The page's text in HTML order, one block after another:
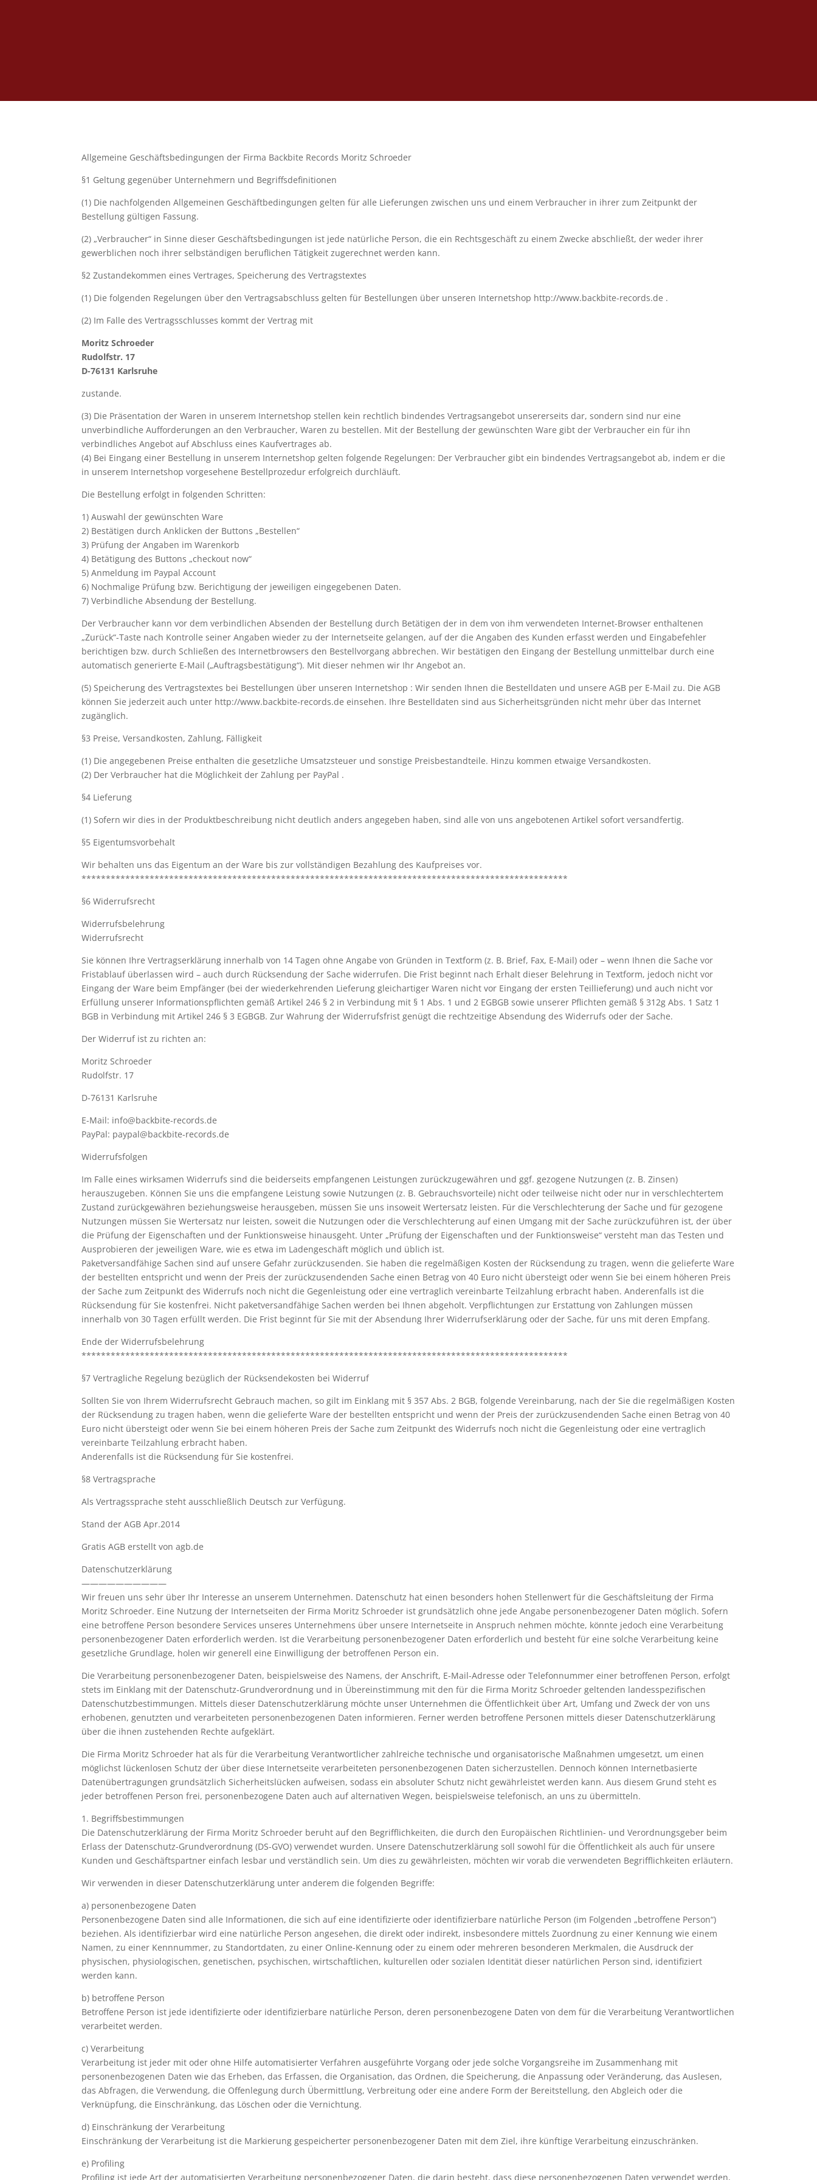
Allgemeine Geschäftsbedingungen der Firma Backbite Records Moritz Schroeder
§1 Geltung gegenüber Unternehmern und Begriffsdefinitionen
(1) Die nachfolgenden Allgemeinen Geschäftbedingungen gelten für alle Lieferungen zwischen uns und einem Verbraucher in ihrer zum Zeitpunkt der
Bestellung gültigen Fassung.
(2) „Verbraucher“ in Sinne dieser Geschäftsbedingungen ist jede natürliche Person, die ein Rechtsgeschäft zu einem Zwecke abschließt, der weder ihrer
gewerblichen noch ihrer selbständigen beruflichen Tätigkeit zugerechnet werden kann.
§2 Zustandekommen eines Vertrages, Speicherung des Vertragstextes
(1) Die folgenden Regelungen über den Vertragsabschluss gelten für Bestellungen über unseren Internetshop http://www.backbite-records.de .
(2) Im Falle des Vertragsschlusses kommt der Vertrag mit
Moritz Schroeder
Rudolfstr. 17
D-76131 Karlsruhe
zustande.
(3) Die Präsentation der Waren in unserem Internetshop stellen kein rechtlich bindendes Vertragsangebot unsererseits dar, sondern sind nur eine
unverbindliche Aufforderungen an den Verbraucher, Waren zu bestellen. Mit der Bestellung der gewünschten Ware gibt der Verbraucher ein für ihn
verbindliches Angebot auf Abschluss eines Kaufvertrages ab.
(4) Bei Eingang einer Bestellung in unserem Internetshop gelten folgende Regelungen: Der Verbraucher gibt ein bindendes Vertragsangebot ab, indem er die
in unserem Internetshop vorgesehene Bestellprozedur erfolgreich durchläuft.
Die Bestellung erfolgt in folgenden Schritten:
1) Auswahl der gewünschten Ware
2) Bestätigen durch Anklicken der Buttons „Bestellen“
3) Prüfung der Angaben im Warenkorb
4) Betätigung des Buttons „checkout now“
5) Anmeldung im Paypal Account
6) Nochmalige Prüfung bzw. Berichtigung der jeweiligen eingegebenen Daten.
7) Verbindliche Absendung der Bestellung.
Der Verbraucher kann vor dem verbindlichen Absenden der Bestellung durch Betätigen der in dem von ihm verwendeten Internet-Browser enthaltenen
„Zurück“-Taste nach Kontrolle seiner Angaben wieder zu der Internetseite gelangen, auf der die Angaben des Kunden erfasst werden und Eingabefehler
berichtigen bzw. durch Schließen des Internetbrowsers den Bestellvorgang abbrechen. Wir bestätigen den Eingang der Bestellung unmittelbar durch eine
automatisch generierte E-Mail („Auftragsbestätigung“). Mit dieser nehmen wir Ihr Angebot an.
(5) Speicherung des Vertragstextes bei Bestellungen über unseren Internetshop : Wir senden Ihnen die Bestelldaten und unsere AGB per E-Mail zu. Die AGB
können Sie jederzeit auch unter http://www.backbite-records.de einsehen. Ihre Bestelldaten sind aus Sicherheitsgründen nicht mehr über das Internet
zugänglich.
§3 Preise, Versandkosten, Zahlung, Fälligkeit
(1) Die angegebenen Preise enthalten die gesetzliche Umsatzsteuer und sonstige Preisbestandteile. Hinzu kommen etwaige Versandkosten.
(2) Der Verbraucher hat die Möglichkeit der Zahlung per PayPal .
§4 Lieferung
(1) Sofern wir dies in der Produktbeschreibung nicht deutlich anders angegeben haben, sind alle von uns angebotenen Artikel sofort versandfertig.
§5 Eigentumsvorbehalt
Wir behalten uns das Eigentum an der Ware bis zur vollständigen Bezahlung des Kaufpreises vor.
****************************************************************************************************
§6 Widerrufsrecht
Widerrufsbelehrung
Widerrufsrecht
Sie können Ihre Vertragserklärung innerhalb von 14 Tagen ohne Angabe von Gründen in Textform (z. B. Brief, Fax, E-Mail) oder – wenn Ihnen die Sache vor
Fristablauf überlassen wird – auch durch Rücksendung der Sache widerrufen. Die Frist beginnt nach Erhalt dieser Belehrung in Textform, jedoch nicht vor
Eingang der Ware beim Empfänger (bei der wiederkehrenden Lieferung gleichartiger Waren nicht vor Eingang der ersten Teillieferung) und auch nicht vor
Erfüllung unserer Informationspflichten gemäß Artikel 246 § 2 in Verbindung mit § 1 Abs. 1 und 2 EGBGB sowie unserer Pflichten gemäß § 312g Abs. 1 Satz 1
BGB in Verbindung mit Artikel 246 § 3 EGBGB. Zur Wahrung der Widerrufsfrist genügt die rechtzeitige Absendung des Widerrufs oder der Sache.
Der Widerruf ist zu richten an:
Moritz Schroeder
Rudolfstr. 17
D-76131 Karlsruhe
E-Mail: info@backbite-records.de
PayPal: paypal@backbite-records.de
Widerrufsfolgen
Im Falle eines wirksamen Widerrufs sind die beiderseits empfangenen Leistungen zurückzugewähren und ggf. gezogene Nutzungen (z. B. Zinsen)
herauszugeben. Können Sie uns die empfangene Leistung sowie Nutzungen (z. B. Gebrauchsvorteile) nicht oder teilweise nicht oder nur in verschlechtertem
Zustand zurückgewähren beziehungsweise herausgeben, müssen Sie uns insoweit Wertersatz leisten. Für die Verschlechterung der Sache und für gezogene
Nutzungen müssen Sie Wertersatz nur leisten, soweit die Nutzungen oder die Verschlechterung auf einen Umgang mit der Sache zurückzuführen ist, der über
die Prüfung der Eigenschaften und der Funktionsweise hinausgeht. Unter „Prüfung der Eigenschaften und der Funktionsweise“ versteht man das Testen und
Ausprobieren der jeweiligen Ware, wie es etwa im Ladengeschäft möglich und üblich ist.
Paketversandfähige Sachen sind auf unsere Gefahr zurückzusenden. Sie haben die regelmäßigen Kosten der Rücksendung zu tragen, wenn die gelieferte Ware
der bestellten entspricht und wenn der Preis der zurückzusendenden Sache einen Betrag von 40 Euro nicht übersteigt oder wenn Sie bei einem höheren Preis
der Sache zum Zeitpunkt des Widerrufs noch nicht die Gegenleistung oder eine vertraglich vereinbarte Teilzahlung erbracht haben. Anderenfalls ist die
Rücksendung für Sie kostenfrei. Nicht paketversandfähige Sachen werden bei Ihnen abgeholt. Verpflichtungen zur Erstattung von Zahlungen müssen
innerhalb von 30 Tagen erfüllt werden. Die Frist beginnt für Sie mit der Absendung Ihrer Widerrufserklärung oder der Sache, für uns mit deren Empfang.
Ende der Widerrufsbelehrung
****************************************************************************************************
§7 Vertragliche Regelung bezüglich der Rücksendekosten bei Widerruf
Sollten Sie von Ihrem Widerrufsrecht Gebrauch machen, so gilt im Einklang mit § 357 Abs. 2 BGB, folgende Vereinbarung, nach der Sie die regelmäßigen Kosten
der Rücksendung zu tragen haben, wenn die gelieferte Ware der bestellten entspricht und wenn der Preis der zurückzusendenden Sache einen Betrag von 40
Euro nicht übersteigt oder wenn Sie bei einem höheren Preis der Sache zum Zeitpunkt des Widerrufs noch nicht die Gegenleistung oder eine vertraglich
vereinbarte Teilzahlung erbracht haben.
Anderenfalls ist die Rücksendung für Sie kostenfrei.
§8 Vertragsprache
Als Vertragssprache steht ausschließlich Deutsch zur Verfügung.
Stand der AGB Apr.2014
Gratis AGB erstellt von agb.de
Datenschutzerklärung
——————————
Wir freuen uns sehr über Ihr Interesse an unserem Unternehmen. Datenschutz hat einen besonders hohen Stellenwert für die Geschäftsleitung der Firma
Moritz Schroeder. Eine Nutzung der Internetseiten der Firma Moritz Schroeder ist grundsätzlich ohne jede Angabe personenbezogener Daten möglich. Sofern
eine betroffene Person besondere Services unseres Unternehmens über unsere Internetseite in Anspruch nehmen möchte, könnte jedoch eine Verarbeitung
personenbezogener Daten erforderlich werden. Ist die Verarbeitung personenbezogener Daten erforderlich und besteht für eine solche Verarbeitung keine
gesetzliche Grundlage, holen wir generell eine Einwilligung der betroffenen Person ein.
Die Verarbeitung personenbezogener Daten, beispielsweise des Namens, der Anschrift, E-Mail-Adresse oder Telefonnummer einer betroffenen Person, erfolgt
stets im Einklang mit der Datenschutz-Grundverordnung und in Übereinstimmung mit den für die Firma Moritz Schroeder geltenden landesspezifischen
Datenschutzbestimmungen. Mittels dieser Datenschutzerklärung möchte unser Unternehmen die Öffentlichkeit über Art, Umfang und Zweck der von uns
erhobenen, genutzten und verarbeiteten personenbezogenen Daten informieren. Ferner werden betroffene Personen mittels dieser Datenschutzerklärung
über die ihnen zustehenden Rechte aufgeklärt.
Die Firma Moritz Schroeder hat als für die Verarbeitung Verantwortlicher zahlreiche technische und organisatorische Maßnahmen umgesetzt, um einen
möglichst lückenlosen Schutz der über diese Internetseite verarbeiteten personenbezogenen Daten sicherzustellen. Dennoch können Internetbasierte
Datenübertragungen grundsätzlich Sicherheitslücken aufweisen, sodass ein absoluter Schutz nicht gewährleistet werden kann. Aus diesem Grund steht es
jeder betroffenen Person frei, personenbezogene Daten auch auf alternativen Wegen, beispielsweise telefonisch, an uns zu übermitteln.
1. Begriffsbestimmungen
Die Datenschutzerklärung der Firma Moritz Schroeder beruht auf den Begrifflichkeiten, die durch den Europäischen Richtlinien- und Verordnungsgeber beim
Erlass der Datenschutz-Grundverordnung (DS-GVO) verwendet wurden. Unsere Datenschutzerklärung soll sowohl für die Öffentlichkeit als auch für unsere
Kunden und Geschäftspartner einfach lesbar und verständlich sein. Um dies zu gewährleisten, möchten wir vorab die verwendeten Begrifflichkeiten erläutern.
Wir verwenden in dieser Datenschutzerklärung unter anderem die folgenden Begriffe:
a) personenbezogene Daten
Personenbezogene Daten sind alle Informationen, die sich auf eine identifizierte oder identifizierbare natürliche Person (im Folgenden „betroffene Person“)
beziehen. Als identifizierbar wird eine natürliche Person angesehen, die direkt oder indirekt, insbesondere mittels Zuordnung zu einer Kennung wie einem
Namen, zu einer Kennnummer, zu Standortdaten, zu einer Online-Kennung oder zu einem oder mehreren besonderen Merkmalen, die Ausdruck der
physischen, physiologischen, genetischen, psychischen, wirtschaftlichen, kulturellen oder sozialen Identität dieser natürlichen Person sind, identifiziert
werden kann.
b) betroffene Person
Betroffene Person ist jede identifizierte oder identifizierbare natürliche Person, deren personenbezogene Daten von dem für die Verarbeitung Verantwortlichen
verarbeitet werden.
c) Verarbeitung
Verarbeitung ist jeder mit oder ohne Hilfe automatisierter Verfahren ausgeführte Vorgang oder jede solche Vorgangsreihe im Zusammenhang mit
personenbezogenen Daten wie das Erheben, das Erfassen, die Organisation, das Ordnen, die Speicherung, die Anpassung oder Veränderung, das Auslesen,
das Abfragen, die Verwendung, die Offenlegung durch Übermittlung, Verbreitung oder eine andere Form der Bereitstellung, den Abgleich oder die
Verknüpfung, die Einschränkung, das Löschen oder die Vernichtung.
d) Einschränkung der Verarbeitung
Einschränkung der Verarbeitung ist die Markierung gespeicherter personenbezogener Daten mit dem Ziel, ihre künftige Verarbeitung einzuschränken.
e) Profiling
Profiling ist jede Art der automatisierten Verarbeitung personenbezogener Daten, die darin besteht, dass diese personenbezogenen Daten verwendet werden,